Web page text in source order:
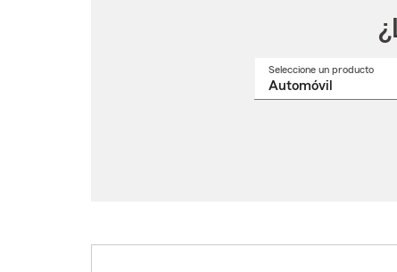
Seleccione un producto